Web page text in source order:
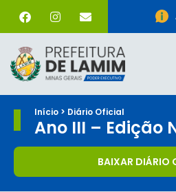
Início > Diário Oficial
Ano III – Edição
BAIXAR DIÁRIO